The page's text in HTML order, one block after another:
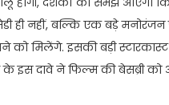
ही नहीं, बल्कि एक बड़े
मिलेंगे. इसकी बड़ी
इस दावे ने फिल्म की बेसब्री को